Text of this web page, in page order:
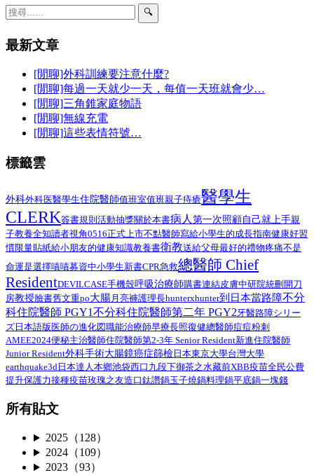
🔍
最新文章
[閒聊]外科訓練要注意什麼?
[閒聊]每過一天就少一天，每值一天班就會少…
[閒聊]三角錐家庭物語
[閒聊]無線充電
[閒聊]這些表情符號…
標籤雲
外科外科医醫學生住院醫師值班室值班親子痔瘡醫學生
CLERK簽書規則 活動抽獎關於本書病人 第一次照顧自己就上手親
子教養全知讀者視角0516正式上市不點醫師寫給小學生的成長指南健康好習
慣限量貼紙給小朋友的健康知識教養書衛教送給父母最好的禮物疼痛不是
命運是選擇嘖嘖募資中小學生新書CPR急救總醫師 Chief
ResidentDEVILCASE手機殼呼吸治療師購書連結皮膚中研院統刪 開刀
房教授臉書舊文重po大腸 月亮褲護理長hunterxhunter到日本當路障不分
科住院醫師 PGY1不分科住院醫師第二年 PGY2牙醫路障シリー
ズ日本語版医師の進化図職能治療師早療長照復健總醫師痘痘粉刺
AMEE2024便秘主治醫師住院醫師第2-3年 Senior Resident新進住院醫師
Junior Resident外科手術大腸鏡癌症篩檢 日本東京大學台灣大學
earthquake3d 日本達人本鄉池袋西口 九段下御茶之水藏前XBB疫苗全民公費
提升保護力接種疫苗玫瑰之友造口鈦讚鍋玉子燒鍋料理鍋平底鍋一塊錢
所有貼文
2025（128）
2024（109）
2023（93）